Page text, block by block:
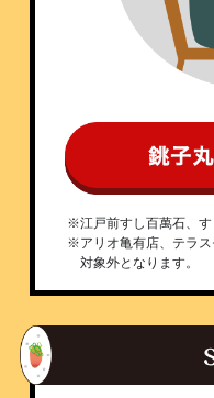
※江戸前すし百萬石、す
※アリオ亀有店、テラス
対象外となります。